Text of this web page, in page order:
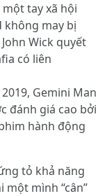
tay xã hội
không may bị
Wick quyết
có liên
Gemini Man
đánh giá cao bởi
hành động
tỏ khả năng
một mình “cân”